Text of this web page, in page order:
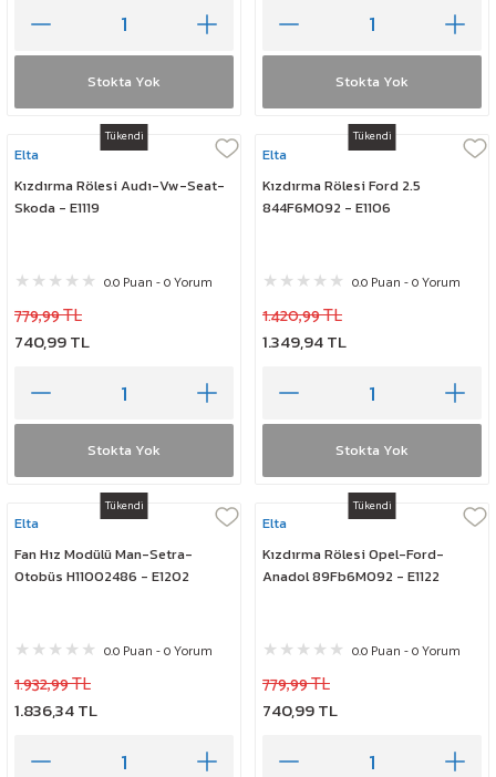
Stokta Yok Stokta Yok
Tükendi
Elta
Kızdırma Rölesi Audı-Vw-Seat-
Skoda - E1119
0.0 Puan - 0 Yorum
779,99 TL
740,99 TL
Stokta Yok
Tükendi
Elta
Kızdırma Rölesi Ford 2.5
844F6M092 - E1106
0.0 Puan - 0 Yorum
1.420,99 TL
1.349,94 TL
Stokta Yok
Tükendi
Elta
Fan Hız Modülü Man-Setra-
Otobüs H11002486 - E1202
0.0 Puan - 0 Yorum
1.932,99 TL
1.836,34 TL
Tükendi
Elta
Kızdırma Rölesi Opel-Ford-
Anadol 89Fb6M092 - E1122
0.0 Puan - 0 Yorum
779,99 TL
740,99 TL